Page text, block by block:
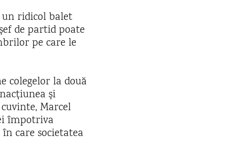
un ridicol balet
de partid poate
pe care le
colegelor la două
și
Marcel
împotriva
care societatea